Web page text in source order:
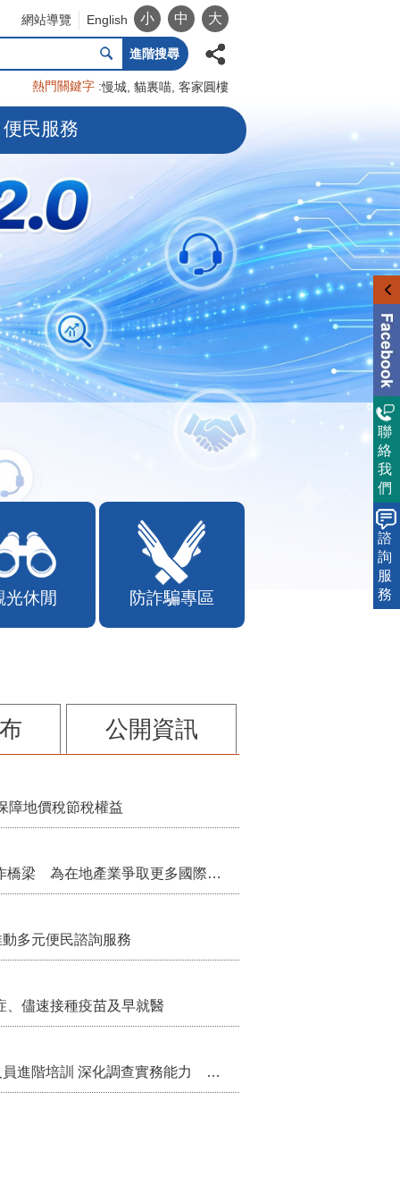
網站導覽 English 小 中 大
進階搜尋
熱門關鍵字 慢城 貓裏喵 客家圓樓
便民服務
光休閒 防詐騙專區
公開資訊
障地價稅節稅權益
把握國際交流契機 苗栗縣政府搭建海外合作橋梁 為在地產業爭取更多國際市場機會
多元便民諮詢服務
、儘速接種疫苗及早就醫
苗栗縣辦理115年度校園性別事件調查專業人員進階培訓 深化調查實務能力 持續打造安全友善校園
聯
絡
我
們
諮
詢
服
務